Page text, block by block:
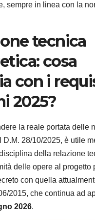
sempre in linea con la
tecnica
cosa
con i
2025?
la reale portata delle
D.M. 28/10/2025, è utile
della relazione
delle opere al progetto
con quella
2015, che continua ad
2026.